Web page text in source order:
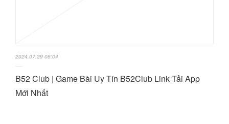
2024.07.29 06:04
B52 Club | Game Bài Uy Tín B52Club Link Tải App
Mới Nhất